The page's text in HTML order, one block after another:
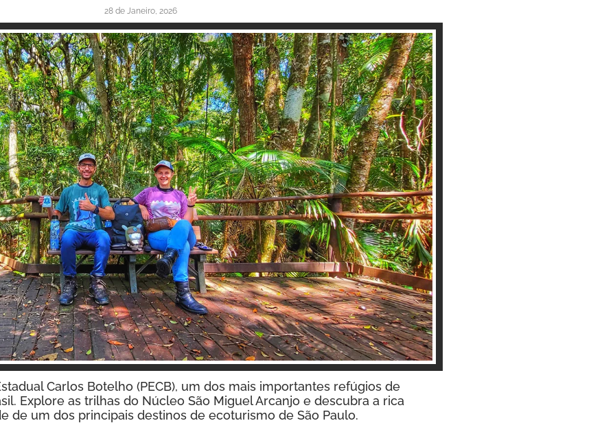
28 de Janeiro, 2026
Inspire-se!
Carlos Botelho (PECB), um dos mais importantes refúgios de
Explore as trilhas do Núcleo São Miguel Arcanjo e descubra a rica
de um dos principais destinos de ecoturismo de São Paulo.